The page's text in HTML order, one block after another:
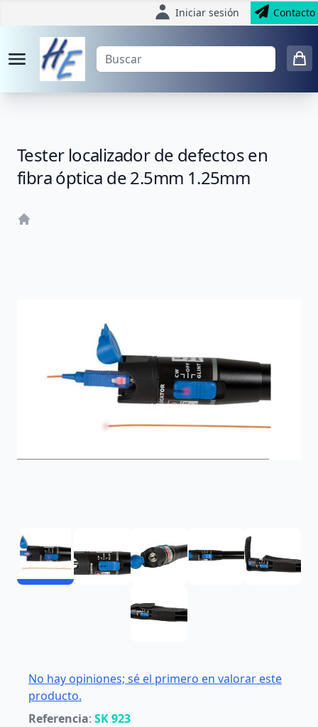
Iniciar sesión Contacto
Tester localizador de defectos en
fibra óptica de 2.5mm 1.25mm
No hay opiniones; sé el primero en valorar este
producto.
Referencia: SK 923